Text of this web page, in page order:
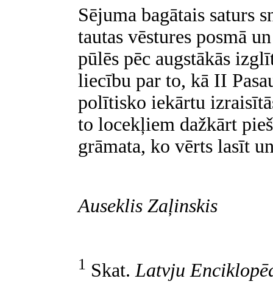
Sējuma bagātais saturs
tautas vēstures posmā
pūlēs pēc augstākās
liecību par to, kā II
polītisko iekārtu
to locekļiem dažkārt
grāmata, ko vērts lasīt
Auseklis Zaļinskis
1 Skat. Latvju